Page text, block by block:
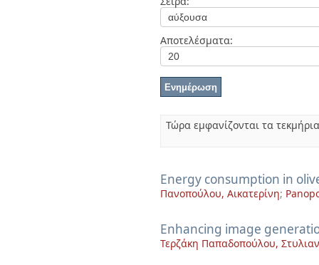
Αποτελέσματα:
Τώρα εμφανίζονται τα
Energy consumption in
Πανοπούλου, Αικατερίνη;
Enhancing image
Τερζάκη Παπαδοπούλου,